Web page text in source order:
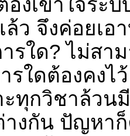
ว จึงค่อยเอ
รใด? ไม่สา
รใดต้องคง
ะทุกวิชาล้ว
งกัน ปัญหาก็